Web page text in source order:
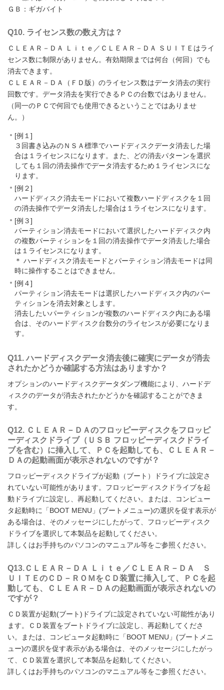
ＧＢ：ギガバイト
Q10. ライセンス数の数え方は？
ＣＬＥＡＲ－ＤＡ Ｌｉｔｅ／ＣＬＥＡＲ－ＤＡ ＳＵＩＴＥはライ
センス数に制限がありません。有効期限までは何台（何回）でも
消去できます。
ＣＬＥＡＲ－ＤＡ（ＦＤ版）のライセンス数はデータ消去の実行
回数です。データ消去を実行できるＰＣの台数ではありません。
（同一のＰＣで何回でも使用できるということではありませ
ん。）
[例１]
３回書き込みのＮＳＡ標準でハードディスクデータ消去した場
合は１ライセンスになります。また、どの消去パターンを選択
しても１回の消去操作でデータ消去するため１ライセンスにな
ります。
[例２]
ハードディスク消去モードにおいて複数ハードディスクを１回
の消去操作でデータ消去した場合は１ライセンスになります。
[例３]
パーティション消去モードにおいて選択したハードディスク内
の複数パーティションを１回の消去操作でデータ消去した場合
は１ライセンスになります。
＊ ハードディスク消去モードとパーティション消去モードは同
時に操作することはできません。
[例４]
パーティション消去モードは選択したハードディスク内のパー
ティションを消去対象とします。
消去したいパーティションが複数のハードディスク内にある場
合は、そのハードディスク台数分のライセンスが必要になりま
す。
Q11. ハードディスクデータ消去後に確実にデータが消去
されたかどうか確認する方法はありますか？
オプションのハードディスクデータダンプ機能により、ハードデ
ィスクのデータが消去されたかどうかを確認することができま
す。
Q12. ＣＬＥＡＲ－ＤＡのフロッピーディスクをフロッピ
ーディスクドライブ（ＵＳＢ フロッピーディスクドライ
ブを含む）に挿入して、ＰＣを起動しても、ＣＬＥＡＲ－
ＤＡの起動画面が表示されないのですが？
フロッピーディスクドライブが起動（ブート）ドライブに設定さ
れていない可能性があります。フロッピーディスクドライブを起
動ドライブに設定し、再起動してください。または、コンピュー
タ起動時に「BOOT MENU」(ブートメニュー)の選択を促す表示が
ある場合は、そのメッセージにしたがって、フロッピーディスク
ドライブを選択して本製品を起動してください。
詳しくはお手持ちのパソコンのマニュアル等をご参照ください。
Q13.ＣＬＥＡＲ－ＤＡ Ｌｉｔｅ／ＣＬＥＡＲ－ＤＡ Ｓ
ＵＩＴＥのＣＤ－ＲＯＭをＣＤ装置に挿入して、ＰＣを起
動しても、ＣＬＥＡＲ－ＤＡの起動画面が表示されないの
ですが？
ＣＤ装置が起動(ブート)ドライブに設定されていない可能性があり
ます。ＣＤ装置をブートドライブに設定し、再起動してくださ
い。または、コンピュータ起動時に「BOOT MENU」(ブートメニ
ュー)の選択を促す表示がある場合は、そのメッセージにしたがっ
て、ＣＤ装置を選択して本製品を起動してください。
詳しくはお手持ちのパソコンのマニュアル等をご参照ください。